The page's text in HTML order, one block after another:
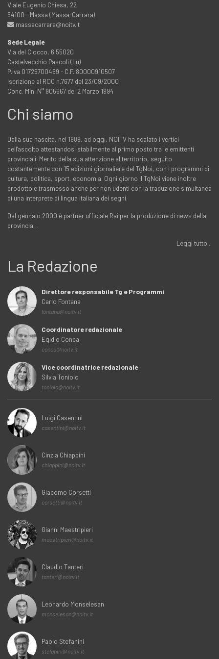
Viale Eugenio Chiesa, 22
54100 - Massa (Massa-Carrara)
massacarrara@noitv.it
Sede Legale
Via del Ciocco, 6 55020
Castelvecchio Pascoli (Lu)
P.iva 01726700469 - C.F. 80000910507
Iscrizione al ROC n.7677 del 23/09/2000
Conc. Min. N° 905667 del 2 Marzo 1994
Chi siamo
Dalla sua nascita, nel 1989, ad oggi, NOITV ha scalato i vertici
dell'ascolto attestandosi stabilmente al primo posto tra le emittenti
provinciali. Merito della sua attenzione al territorio, seguito
costantemente con 15 edizioni giornaliere del TgNoi, con i programmi di
cultura, politica, sport, economia. Ogni giorno il TgNoi viene inoltre
prodotto e trasmesso anche per non udenti con la traduzione simultanea
di una interprete di lingua italiana dei segni.
Dal gennaio 2000 è partner ufficiale Rai per la produzione di news della
provincia…
Leggi tutto...
La Redazione
Direttore responsabile Tg e Programmi
Carlo Fontana
fontana@noitv.it
Coordinatore redazionale
Egidio Conca
conca@noitv.it
Vice coordinatrice redazionale
Silvia Toniolo
toniolo@noitv.it
Luigi Casentini
casentini@noitv.it
Cinzia Chiappini
chiappini@noitv.it
Giacomo Corsetti
corsetti@noitv.it
Gianni Maestripieri
maestripieri@noitv.it
Claudio Tanteri
tanteri@noitv.it
Leonardo Monselesan
monselesan@noitv.it
Paolo Stefanini
stefanini@noitv.it